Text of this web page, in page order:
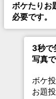
ボケたりお
必要です。
3秒で
写真
ボケ
お題